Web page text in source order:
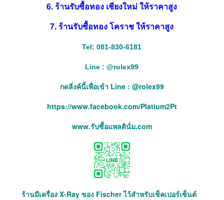
6. ร้านรับซื้อทอง เชียงใหม่ ให้ราคาสูง
7. ร้านรับซื้อทอง โคราช ให้ราคาสูง
Tel: 081-830-6181
Line : @rolex99
กดลิ่งค์นี้เพื่อเข้า Line : @rolex99
https://www.facebook.com/Platium2Pt
www.รับซื้อแพลตินั่ม.com
ร้านมีเครื่อง X-Ray ของ Fischer ไว้สำหรับเช็คเปอร์เซ็นต์